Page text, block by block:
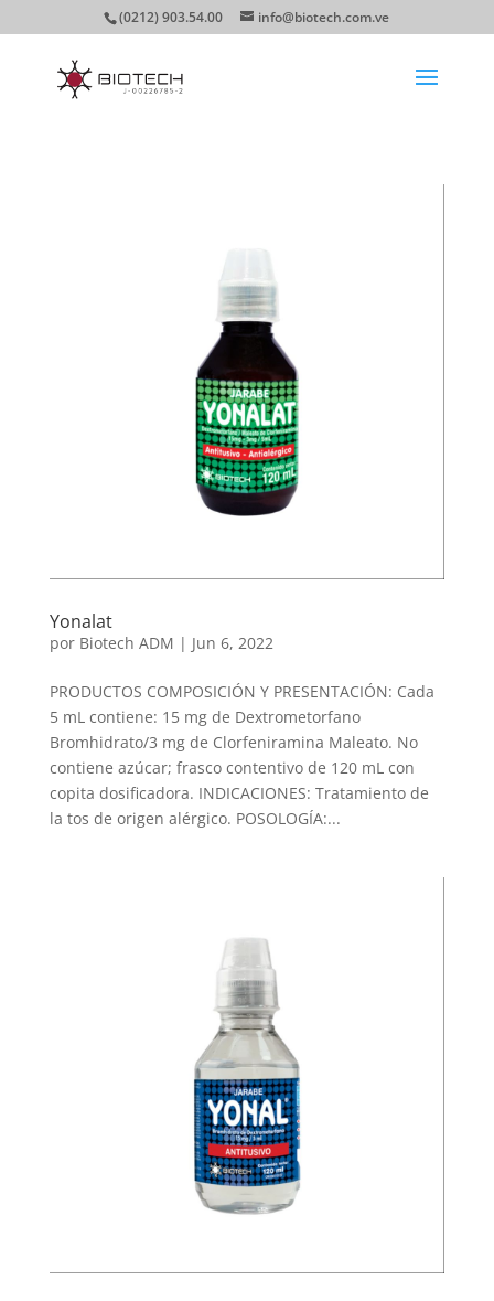
(0212) 903.54.00 info@biotech.com.ve
Yonalat
por Biotech ADM | Jun 6, 2022
PRODUCTOS COMPOSICIÓN Y PRESENTACIÓN: Cada
5 mL contiene: 15 mg de Dextrometorfano
Bromhidrato/3 mg de Clorfeniramina Maleato. No
contiene azúcar; frasco contentivo de 120 mL con
copita dosificadora. INDICACIONES: Tratamiento de
la tos de origen alérgico. POSOLOGÍA:...